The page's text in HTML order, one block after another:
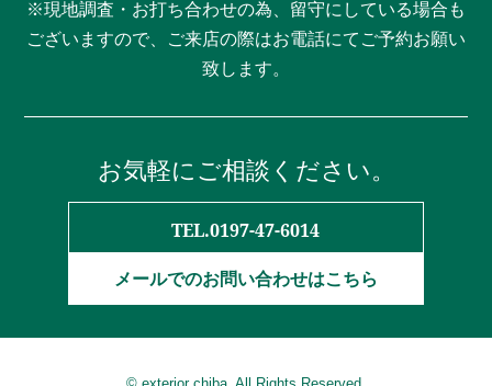
※現地調査・お打ち合わせの為、留守にしている場合も
ございますので、ご来店の際はお電話にてご予約お願い
致します。
お気軽にご相談ください。
TEL.0197-47-6014
メールでのお問い合わせはこちら